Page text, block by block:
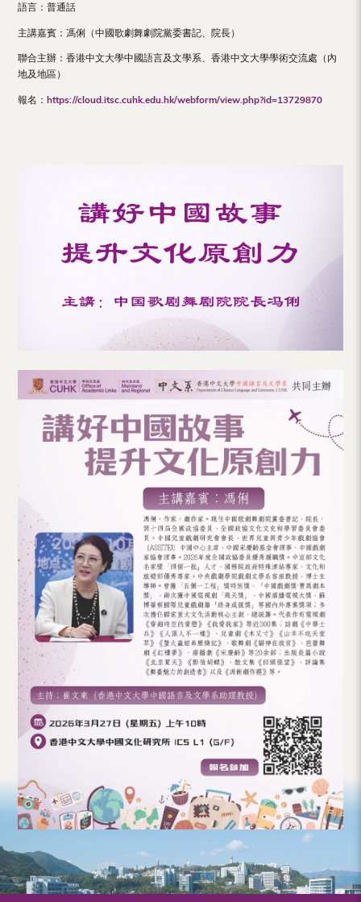
語言：普通話
主講嘉賓：馮俐（中國歌劇舞劇院黨委書記、院長）
聯合主辦：香港中文大學中國語言及文學系、香港中文大學學術交流處（內
地及地區）
報名：https://cloud.itsc.cuhk.edu.hk/webform/view.php?id=13729870